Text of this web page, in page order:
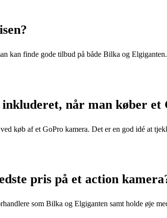
kan finde gode tilbud på både Bilka og Elgiganten.
når man køber et
køb af et GoPro kamera. Det er en god idé at
pris på et action
som Bilka og Elgiganten samt holde øje